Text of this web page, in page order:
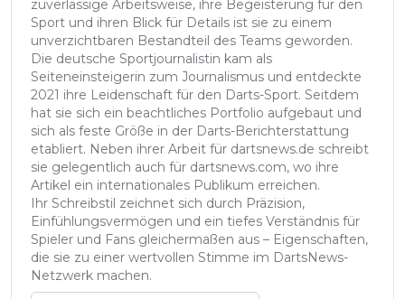
zuverlässige Arbeitsweise, ihre Begeisterung für den
Sport und ihren Blick für Details ist sie zu einem
unverzichtbaren Bestandteil des Teams geworden.
Die deutsche Sportjournalistin kam als
Seiteneinsteigerin zum Journalismus und entdeckte
2021 ihre Leidenschaft für den Darts-Sport. Seitdem
hat sie sich ein beachtliches Portfolio aufgebaut und
sich als feste Größe in der Darts-Berichterstattung
etabliert. Neben ihrer Arbeit für dartsnews.de schreibt
sie gelegentlich auch für dartsnews.com, wo ihre
Artikel ein internationales Publikum erreichen.
Ihr Schreibstil zeichnet sich durch Präzision,
Einfühlungsvermögen und ein tiefes Verständnis für
Spieler und Fans gleichermaßen aus – Eigenschaften,
die sie zu einer wertvollen Stimme im DartsNews-
Netzwerk machen.